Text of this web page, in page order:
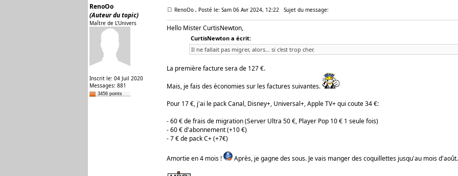
RenoOo
(Auteur du topic)
Maître de L'Univers
Inscrit le: 04 Juil 2020
Messages: 881
3456 points
RenoOo , Posté le: Sam 06 Avr 2024, 12:22 Sujet du message:
Hello Mister CurtisNewton,
CurtisNewton a écrit:
Il ne fallait pas migrer, alors... si c'est trop cher.
La première facture sera de 127 €.
Mais, je fais des économies sur les factures suivantes.
Pour 17 €, j'ai le pack Canal, Disney+, Universal+, Apple TV+ qui coute 34 €:
- 60 € de frais de migration (Server Ultra 50 €, Player Pop 10 € 1 seule fois)
- 60 € d'abonnement (+10 €)
- 7 € de pack C+ (+7€)
Amortie en 4 mois ! Après, je gagne des sous. Je vais manger des coquillettes jusqu'au mois